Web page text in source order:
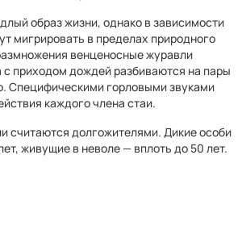
образ жизни, однако в зависимости
мигрировать в пределах природного
венценосные журавли
с приходом дождей разбиваются на пары
Специфическими горловыми звуками
каждого члена стаи.
считаются долгожителями. Дикие особи
живущие в неволе — вплоть до 50 лет.